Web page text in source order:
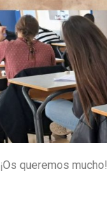
¡Os queremos mucho!